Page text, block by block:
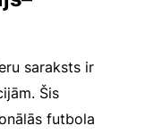
saraksts ir
Šis
futbola